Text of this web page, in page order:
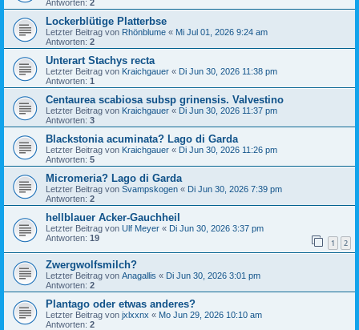
Antworten: 2
Lockerblütige Platterbse
Letzter Beitrag von Rhönblume « Mi Jul 01, 2026 9:24 am
Antworten: 2
Unterart Stachys recta
Letzter Beitrag von Kraichgauer « Di Jun 30, 2026 11:38 pm
Antworten: 1
Centaurea scabiosa subsp grinensis. Valvestino
Letzter Beitrag von Kraichgauer « Di Jun 30, 2026 11:37 pm
Antworten: 3
Blackstonia acuminata? Lago di Garda
Letzter Beitrag von Kraichgauer « Di Jun 30, 2026 11:26 pm
Antworten: 5
Micromeria? Lago di Garda
Letzter Beitrag von Svampskogen « Di Jun 30, 2026 7:39 pm
Antworten: 2
hellblauer Acker-Gauchheil
Letzter Beitrag von Ulf Meyer « Di Jun 30, 2026 3:37 pm
Antworten: 19 1 2
Zwergwolfsmilch?
Letzter Beitrag von Anagallis « Di Jun 30, 2026 3:01 pm
Antworten: 2
Plantago oder etwas anderes?
Letzter Beitrag von jxlxxnx « Mo Jun 29, 2026 10:10 am
Antworten: 2